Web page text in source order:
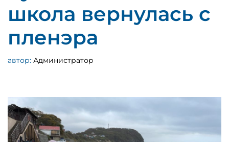
школа вернулась с
пленэра
автор: Администратор